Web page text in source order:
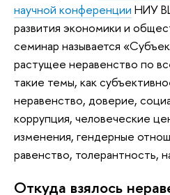
научной конференции НИУ
развития экономики и
семинар называется
растущее неравенство по
такие темы, как
неравенство, доверие,
коррупция, человеческие
изменения, гендерные
равенство, толерантность,
Откуда взялось